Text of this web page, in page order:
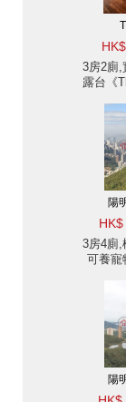
3房2廁,
露台《
陽
3房4廁,
可養寵
陽